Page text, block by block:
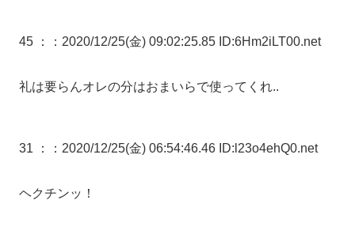
45 ： ：2020/12/25(金) 09:02:25.85 ID:6Hm2iLT00.net
礼は要らんオレの分はおまいらで使ってくれ..
31 ： ：2020/12/25(金) 06:54:46.46 ID:l23o4ehQ0.net
ヘクチンッ！